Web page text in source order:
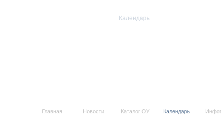
Главная Новости Каталог ОУ Календарь
Календарь